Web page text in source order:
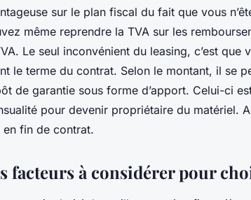
sur le plan fiscal du fait que vous
même reprendre la TVA sur les
Le seul inconvénient du leasing, c’est
le terme du contrat. Selon le montant, il se
de garantie sous forme d’apport. Celui-ci
pour devenir propriétaire du matériel.
en fin de contrat.
facteurs à considérer pour